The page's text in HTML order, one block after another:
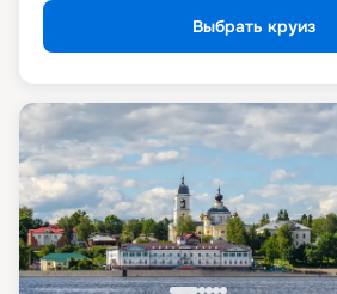
Выбрать круиз